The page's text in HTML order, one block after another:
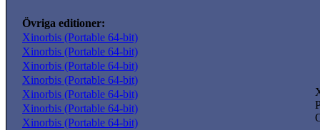
Övriga editioner:
Xinorbis (Portable 64-bit)
Xinorbis (Portable 64-bit)
Xinorbis (Portable 64-bit)
Xinorbis (Portable 64-bit)
Xinorbis (Portable 64-bit)
Xinorbis (Portable 64-bit)
Xinorbis (Portable 64-bit)